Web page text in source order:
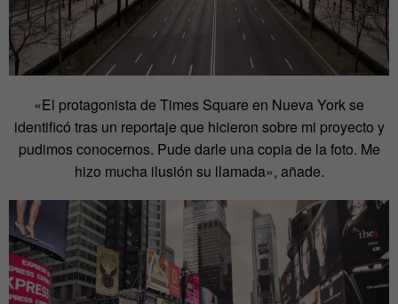
«El protagonista de Times Square en Nueva York se
identificó tras un reportaje que hicieron sobre mi proyecto y
pudimos conocernos. Pude darle una copia de la foto. Me
hizo mucha ilusión su llamada», añade.